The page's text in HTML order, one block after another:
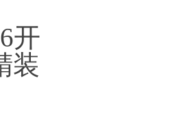
开
装